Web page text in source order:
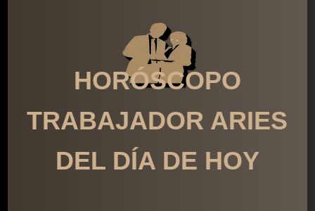
HORÓSCOPO
TRABAJADOR ARIES
DEL DÍA DE HOY